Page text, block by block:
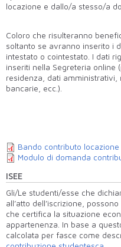
locazione e dallo/a stesso/a
Coloro che risulteranno
soltanto se avranno inserito i
intestato o cointestato. I dati
inseriti nella Segreteria online
residenza, dati
bancarie, ecc.).
Bando contributo
Modulo di domanda
ISEE
Gli/Le studenti/esse che
all’atto dell’iscrizione,
che certifica la situazione
appartenenza. In base a
calcolata per fasce come